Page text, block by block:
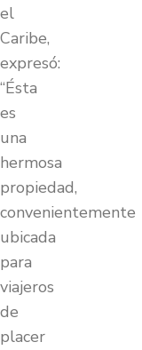
el
Caribe,
expresó:
“Ésta
es
una
hermosa
propiedad,
convenientemente
ubicada
para
viajeros
de
placer